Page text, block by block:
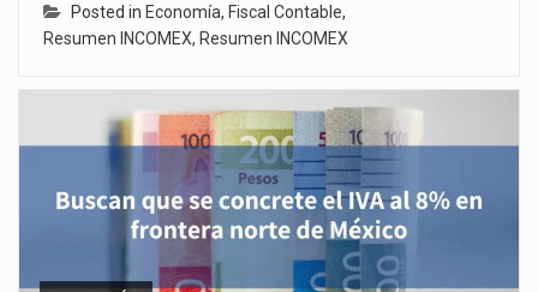
Posted in Economía, Fiscal Contable,
Resumen INCOMEX, Resumen INCOMEX